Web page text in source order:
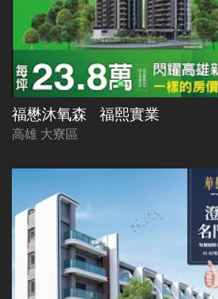
福懋沐氧森 福熙實業
高雄 大寮區